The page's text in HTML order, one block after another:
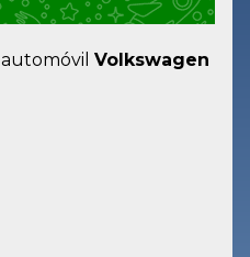
Volkswagen